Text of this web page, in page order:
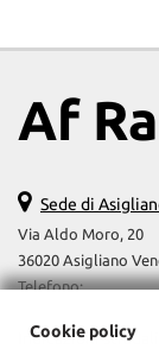
Af
Sede di
Via Aldo Moro, 20
36020 Asigliano
Telefono:
Indicazioni stradali
Cookie policy